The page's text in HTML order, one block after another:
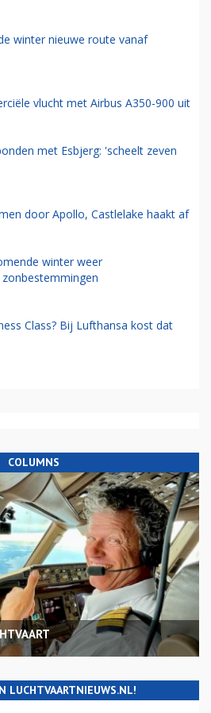
winter nieuwe route vanaf
vlucht met Airbus A350-900 uit
met Esbjerg: 'scheelt zeven
door Apollo, Castlelake haakt af
winter weer
Class? Bij Lufthansa kost dat
COLUMNS
LUCHTVAARTNIEUWS.NL!